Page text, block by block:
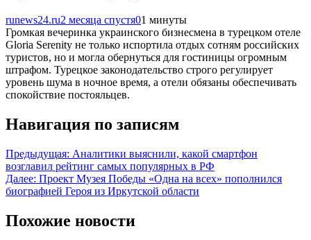
runews24.ru2 месяца спустя01 минуты
Громкая вечеринка украинского бизнесмена в турецком отеле
Gloria Serenity не только испортила отдых сотням российских
туристов, но и могла обернуться для гостиницы огромным
штрафом. Турецкое законодательство строго регулирует
уровень шума в ночное время, а отели обязаны обеспечивать
спокойствие постояльцев.
Навигация по записям
Предыдущая: Аналитики выяснили, какой смартфон
возглавил рейтинг самых популярных в РФ
Далее: Проект Музея Победы «Одна на всех» пополнился
биографией Героя из Иркутской области
Похожие новости